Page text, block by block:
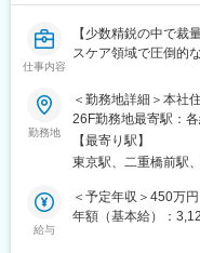
■組織構成：
■業務の魅力
年間30品以上の新規
業務に関われる環境
にしやすい点や、業
が特長です。
仕事内容
【少数精鋭の中で裁
スケア領域で圧倒的
■業務概要：
メンズスキンケアブ
ンドの売上拡大を牽
サプリメント・プロ
ルレシピ」や「オム
すが、メインフィー
新規ブランド本部は
勤務地
＜勤務地詳細＞本社
26F勤務地最寄駅：
更の範囲：会社の定
【最寄り駅】
東京駅、二重橋前駅
給与
＜予定年収＞450万
年額（基本給）：